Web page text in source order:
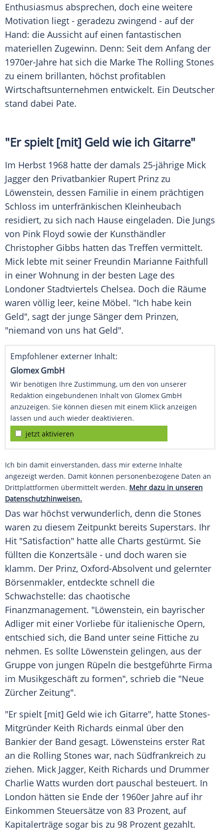
Enthusiasmus absprechen, doch eine weitere
Motivation liegt - geradezu zwingend - auf der
Hand: die Aussicht auf einen fantastischen
materiellen Zugewinn. Denn: Seit dem Anfang der
1970er-Jahre hat sich die Marke The Rolling Stones
zu einem brillanten, höchst profitablen
Wirtschaftsunternehmen entwickelt. Ein Deutscher
stand dabei Pate.
"Er spielt [mit] Geld wie ich Gitarre"
Im Herbst 1968 hatte der damals 25-jährige Mick
Jagger den Privatbankier Rupert Prinz zu
Löwenstein, dessen Familie in einem prächtigen
Schloss im unterfränkischen Kleinheubach
residiert, zu sich nach Hause eingeladen. Die Jungs
von Pink Floyd sowie der Kunsthändler
Christopher Gibbs hatten das Treffen vermittelt.
Mick lebte mit seiner Freundin Marianne Faithfull
in einer Wohnung in der besten Lage des
Londoner Stadtviertels Chelsea. Doch die Räume
waren völlig leer, keine Möbel. "Ich habe kein
Geld", sagt der junge Sänger dem Prinzen,
"niemand von uns hat Geld".
Empfohlener externer Inhalt:
Glomex GmbH
Wir benötigen Ihre Zustimmung, um den von unserer
Redaktion eingebundenen Inhalt von Glomex GmbH
anzuzeigen. Sie können diesen mit einem Klick anzeigen
lassen und auch wieder deaktivieren.
jetzt aktivieren
Ich bin damit einverstanden, dass mir externe Inhalte
angezeigt werden. Damit können personenbezogene Daten an
Drittplattformen übermittelt werden. Mehr dazu in unseren
Datenschutzhinweisen.
Das war höchst verwunderlich, denn die Stones
waren zu diesem Zeitpunkt bereits Superstars. Ihr
Hit "Satisfaction" hatte alle Charts gestürmt. Sie
füllten die Konzertsäle - und doch waren sie
klamm. Der Prinz, Oxford-Absolvent und gelernter
Börsenmakler, entdeckte schnell die
Schwachstelle: das chaotische
Finanzmanagement. "Löwenstein, ein bayrischer
Adliger mit einer Vorliebe für italienische Opern,
entschied sich, die Band unter seine Fittiche zu
nehmen. Es sollte Löwenstein gelingen, aus der
Gruppe von jungen Rüpeln die bestgeführte Firma
im Musikgeschäft zu formen", schrieb die "Neue
Zürcher Zeitung".
"Er spielt [mit] Geld wie ich Gitarre", hatte Stones-
Mitgründer Keith Richards einmal über den
Bankier der Band gesagt. Löwensteins erster Rat
an die Rolling Stones war, nach Südfrankreich zu
ziehen. Mick Jagger, Keith Richards und Drummer
Charlie Watts wurden dort pauschal besteuert. In
London hätten sie Ende der 1960er Jahre auf ihr
Einkommen Steuersätze von 83 Prozent, auf
Kapitalerträge sogar bis zu 98 Prozent gezahlt.